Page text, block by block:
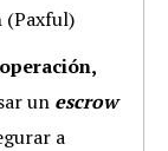
(Paxful)
un escrow
a